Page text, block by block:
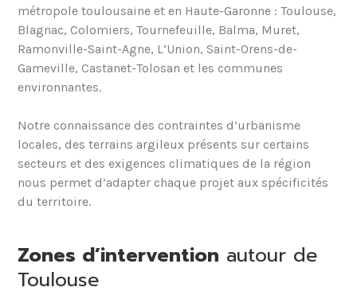
métropole toulousaine et en Haute-Garonne : Toulouse,
Blagnac, Colomiers, Tournefeuille, Balma, Muret,
Ramonville-Saint-Agne, L’Union, Saint-Orens-de-
Gameville, Castanet-Tolosan et les communes
environnantes.
Notre connaissance des contraintes d’urbanisme
locales, des terrains argileux présents sur certains
secteurs et des exigences climatiques de la région
nous permet d’adapter chaque projet aux spécificités
du territoire.
Zones d’intervention autour de
Toulouse